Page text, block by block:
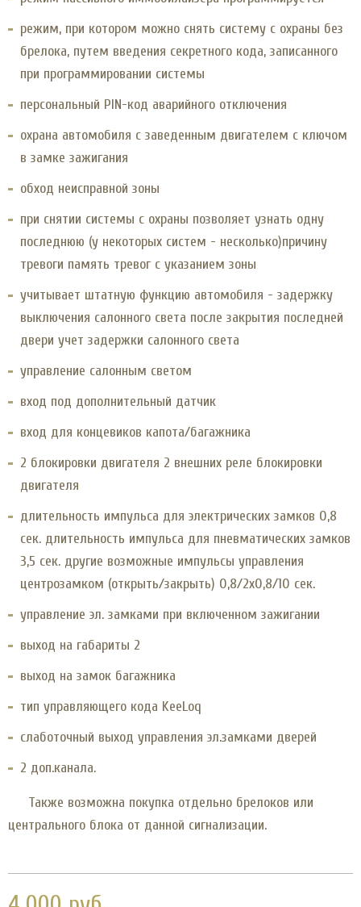
режим, при котором можно снять систему с охраны без
брелока, путем введения секретного кода, записанного
при программировании системы
персональный PIN-код аварийного отключения
охрана автомобиля с заведенным двигателем с ключом
в замке зажигания
обход неисправной зоны
при снятии системы с охраны позволяет узнать одну
последнюю (у некоторых систем - несколько)причину
тревоги память тревог с указанием зоны
учитывает штатную функцию автомобиля - задержку
выключения салонного света после закрытия последней
двери учет задержки салонного света
управление салонным светом
вход под дополнительный датчик
вход для концевиков капота/багажника
2 блокировки двигателя 2 внешних реле блокировки
двигателя
длительность импульса для электрических замков 0,8
сек. длительность импульса для пневматических замков
3,5 сек. другие возможные импульсы управления
центрозамком (открыть/закрыть) 0,8/2х0,8/10 сек.
управление эл. замками при включенном зажигании
выход на габариты 2
выход на замок багажника
тип управляющего кода KeeLoq
слаботочный выход управления эл.замками дверей
2 доп.канала.
Также возможна покупка отдельно брелоков или
центрального блока от данной сигнализации.